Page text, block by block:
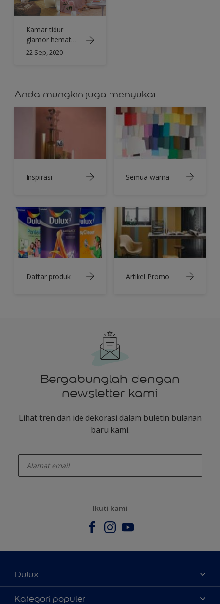
Kamar tidur
glamor hemat
anggaran
22 Sep, 2020
Anda mungkin juga menyukai
Inspirasi Semua warna
Daftar produk Artikel Promo
Bergabunglah dengan
newsletter kami
Lihat tren dan ide dekorasi dalam buletin bulanan
baru kami.
Ikuti kami
Dulux
Tentang Kami
Kategori populer